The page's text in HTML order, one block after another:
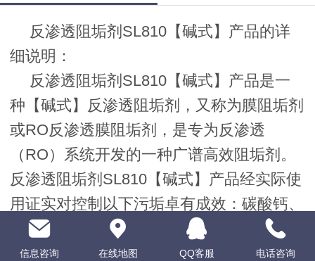
反渗透阻垢剂SL810【碱式】产品的详
细说明：
反渗透阻垢剂SL810【碱式】产品是一
种【碱式】反渗透阻垢剂，又称为膜阻垢剂
或RO反渗透膜阻垢剂，是专为反渗透
（RO）系统开发的一种广谱高效阻垢剂。
反渗透阻垢剂SL810【碱式】产品经实际使
用证实对控制以下污垢卓有成效：碳酸钙、
硫酸钙、硫酸钡、硫酸锶、氟化钙、二氧化
硅和铁。可以控制在浓水中侧LSI达3.0，
信息咨询 在线地图 QQ客服 电话咨询